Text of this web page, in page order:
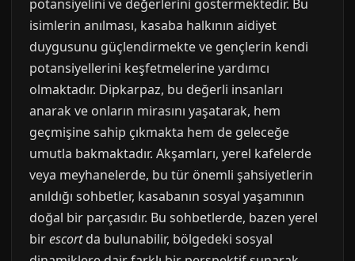
potansiyelini ve değerlerini göstermektedir. Bu
isimlerin anılması, kasaba halkının aidiyet
duygusunu güçlendirmekte ve gençlerin kendi
potansiyellerini keşfetmelerine yardımcı
olmaktadır. Dipkarpaz, bu değerli insanları
anarak ve onların mirasını yaşatarak, hem
geçmişine sahip çıkmakta hem de geleceğe
umutla bakmaktadır. Akşamları, yerel kafelerde
veya meyhanelerde, bu tür önemli şahsiyetlerin
anıldığı sohbetler, kasabanın sosyal yaşamının
doğal bir parçasıdır. Bu sohbetlerde, bazen yerel
birescortda bulunabilir, bölgedeki sosyal